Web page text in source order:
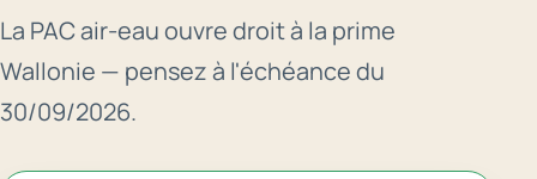
La PAC air-eau ouvre droit à la prime
Wallonie — pensez à l'échéance du
30/09/2026.